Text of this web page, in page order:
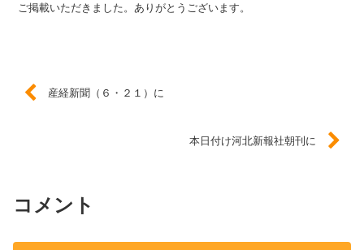
ご掲載いただきました。ありがとうございます。
産経新聞（６・２１）に
本日付け河北新報社朝刊に
コメント